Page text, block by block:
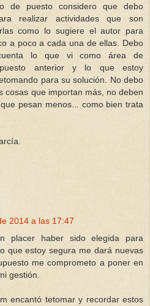
de puesto considero que debo
realizar actividades que son
como lo sugiere el autor para
a poco a cada una de ellas. Debo
lo que vi como área de
anterior y lo que estoy
para su solución. No debo
cosas que importan más, no deben
pesan menos... como bien trata
2014 a las 17:47
placer haber sido elegida para
que estoy segura me dará nuevas
me comprometo a poner en
gestión.
encantó tetomar y recordar estos